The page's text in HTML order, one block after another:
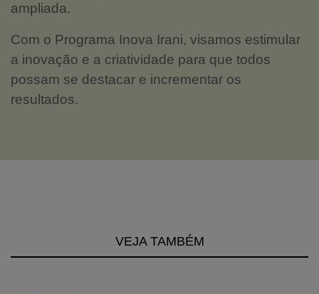
ampliada.
Com o Programa Inova Irani, visamos estimular
a inovação e a criatividade para que todos
possam se destacar e incrementar os
resultados.
VEJA TAMBÉM